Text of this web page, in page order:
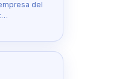
del